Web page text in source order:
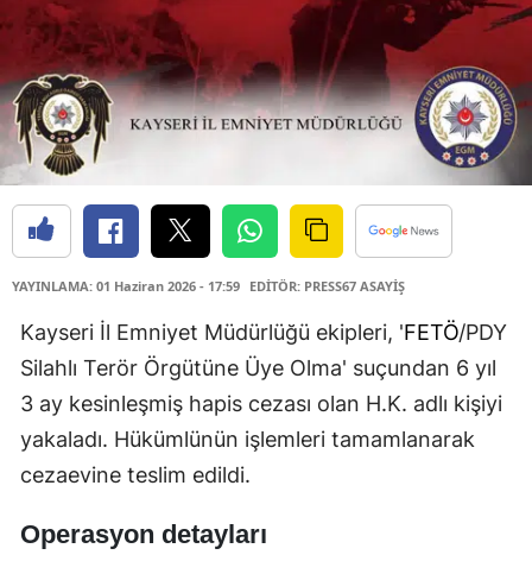
YAYINLAMA: 01 Haziran 2026 - 17:59 EDİTÖR: PRESS67 ASAYİŞ
Kayseri İl Emniyet Müdürlüğü ekipleri, 'FETÖ/PDY
Silahlı Terör Örgütüne Üye Olma' suçundan 6 yıl
3 ay kesinleşmiş hapis cezası olan H.K. adlı kişiyi
yakaladı. Hükümlünün işlemleri tamamlanarak
cezaevine teslim edildi.
Operasyon detayları